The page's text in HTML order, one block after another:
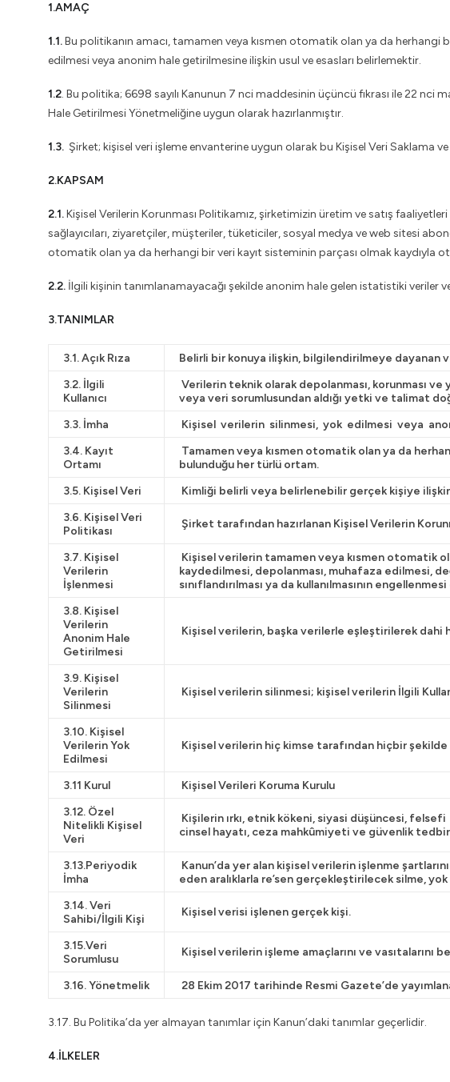
1.AMAÇ
1.1.Bu politikanın amacı, tamamen veya kısmen otomatik olan ya da
edilmesi veya anonim hale getirilmesine ilişkin usul ve esasları belirlemektir.
1.2. Bu politika; 6698 sayılı Kanunun 7 nci maddesinin üçüncü fıkrası ile 22 nci
Hale Getirilmesi Yönetmeliğine uygun olarak hazırlanmıştır.
1.3. Şirket; kişisel veri işleme envanterine uygun olarak bu Kişisel Veri Saklama ve
2.KAPSAM
2.1.Kişisel Verilerin Korunması Politikamız, şirketimizin üretim ve satış
sağlayıcıları, ziyaretçiler, müşteriler, tüketiciler, sosyal medya ve web sitesi
otomatik olan ya da herhangi bir veri kayıt sisteminin parçası olmak kaydıyla
2.2. İlgili kişinin tanımlanamayacağı şekilde anonim hale gelen istatistiki veriler
3.TANIMLAR
3.1. Açık Rıza
Belirli bir konuya ilişkin, bilgilendirilmeye dayanan
3.2. İlgili
Kullanıcı
Verilerin teknik olarak depolanması, korunması
veya veri sorumlusundan aldığı yetki ve talimat
3.3. İmha
Kişisel verilerin silinmesi, yok edilmesi veya
3.4. Kayıt
Ortamı
Tamamen veya kısmen otomatik olan ya da
bulunduğu her türlü ortam.
3.5. Kişisel Veri
Kimliği belirli veya belirlenebilir gerçek kişiye
3.6. Kişisel Veri
Politikası
Şirket tarafından hazırlanan Kişisel Verilerin
3.7. Kişisel
Verilerin
İşlenmesi
Kişisel verilerin tamamen veya kısmen otomatik
kaydedilmesi, depolanması, muhafaza edilmesi,
sınıflandırılması ya da kullanılmasının
3.8. Kişisel
Verilerin
Anonim Hale
Getirilmesi
Kişisel verilerin, başka verilerle eşleştirilerek
3.9. Kişisel
Verilerin
Silinmesi
Kişisel verilerin silinmesi; kişisel verilerin İlgili
3.10. Kişisel
Verilerin Yok
Edilmesi
Kişisel verilerin hiç kimse tarafından hiçbir
3.11 Kurul
Kişisel Verileri Koruma Kurulu
3.12. Özel
Nitelikli Kişisel
Veri
Kişilerin ırkı, etnik kökeni, siyasi düşüncesi, felsefi
cinsel hayatı, ceza mahkûmiyeti ve güvenlik
3.13.Periyodik
İmha
Kanun’da yer alan kişisel verilerin işlenme
eden aralıklarla re’sen gerçekleştirilecek silme,
3.14. Veri
Sahibi/İlgili Kişi
Kişisel verisi işlenen gerçek kişi.
3.15.Veri
Sorumlusu
Kişisel verilerin işleme amaçlarını ve
3.16. Yönetmelik 28 Ekim 2017 tarihinde Resmi Gazete’de
3.17. Bu Politika’da yer almayan tanımlar için Kanun’daki tanımlar geçerlidir.
4.İLKELER